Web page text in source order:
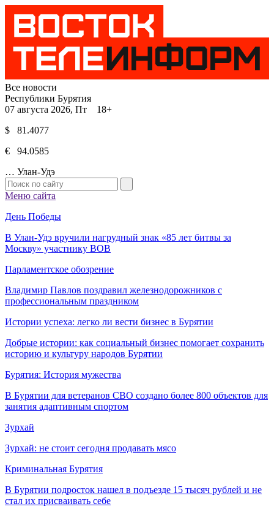
Все новости
Республики Бурятия
07 августа 2026, Пт 18+
$ 81.4077
€ 94.0585
… Улан-Удэ
Меню сайта
День Победы
В Улан-Удэ вручили нагрудный знак «85 лет битвы за
Москву» участнику ВОВ
Парламентское обозрение
Владимир Павлов поздравил железнодорожников с
профессиональным праздником
Истории успеха: легко ли вести бизнес в Бурятии
Добрые истории: как социальный бизнес помогает сохранить
историю и культуру народов Бурятии
Бурятия: История мужества
В Бурятии для ветеранов СВО создано более 800 объектов для
занятия адаптивным спортом
Зурхай
Зурхай: не стоит сегодня продавать мясо
Криминальная Бурятия
В Бурятии подросток нашел в подъезде 15 тысяч рублей и не
стал их присваивать себе